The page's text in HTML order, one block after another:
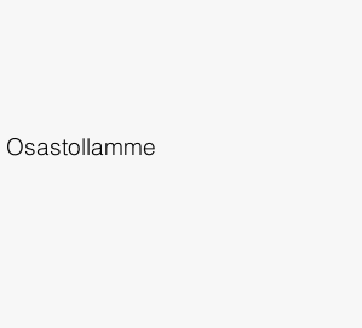
Osastollamme